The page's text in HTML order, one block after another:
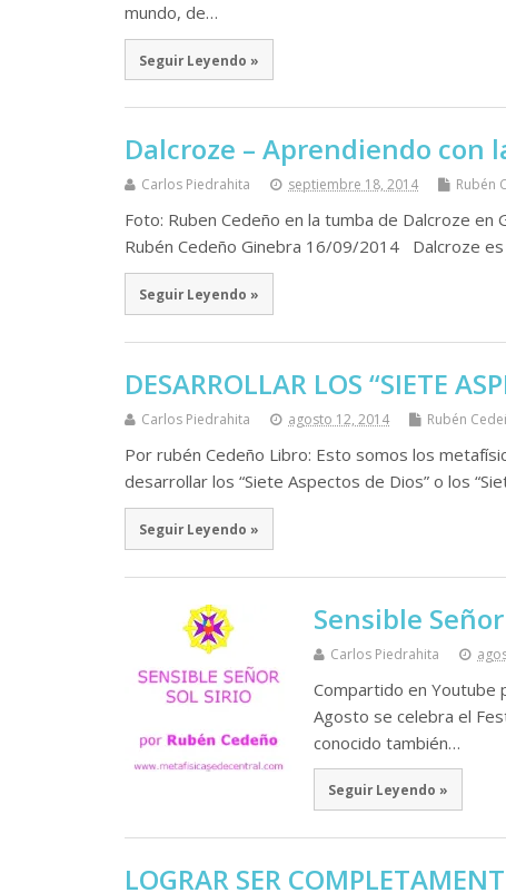
mundo, de…
Seguir Leyendo »
Dalcroze – Aprendiendo con
Carlos Piedrahita septiembre 18, 2014 Rubén
Foto: Ruben Cedeño en la tumba de Dalcroze en
Rubén Cedeño Ginebra 16/09/2014 Dalcroze
Seguir Leyendo »
DESARROLLAR LOS “SIETE
Carlos Piedrahita agosto 12, 2014 Rubén
Por rubén Cedeño Libro: Esto somos los
desarrollar los “Siete Aspectos de Dios” o los
Seguir Leyendo »
Sensible
Carlos Piedrahita
Compartido en Youtube
Agosto se celebra el
conocido también…
Seguir Leyendo »
LOGRAR SER